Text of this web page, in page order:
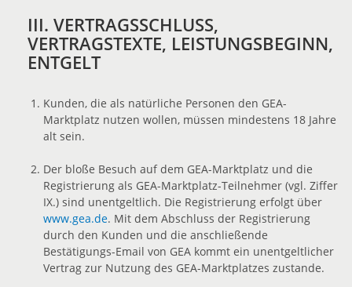
III. VERTRAGSSCHLUSS,
VERTRAGSTEXTE, LEISTUNGSBEGINN,
ENTGELT
Kunden, die als natürliche Personen den GEA-
Marktplatz nutzen wollen, müssen mindestens 18 Jahre
alt sein.
Der bloße Besuch auf dem GEA-Marktplatz und die
Registrierung als GEA-Marktplatz-Teilnehmer (vgl. Ziffer
IX.) sind unentgeltlich. Die Registrierung erfolgt über
www.gea.de. Mit dem Abschluss der Registrierung
durch den Kunden und die anschließende
Bestätigungs-Email von GEA kommt ein unentgeltlicher
Vertrag zur Nutzung des GEA-Marktplatzes zustande.